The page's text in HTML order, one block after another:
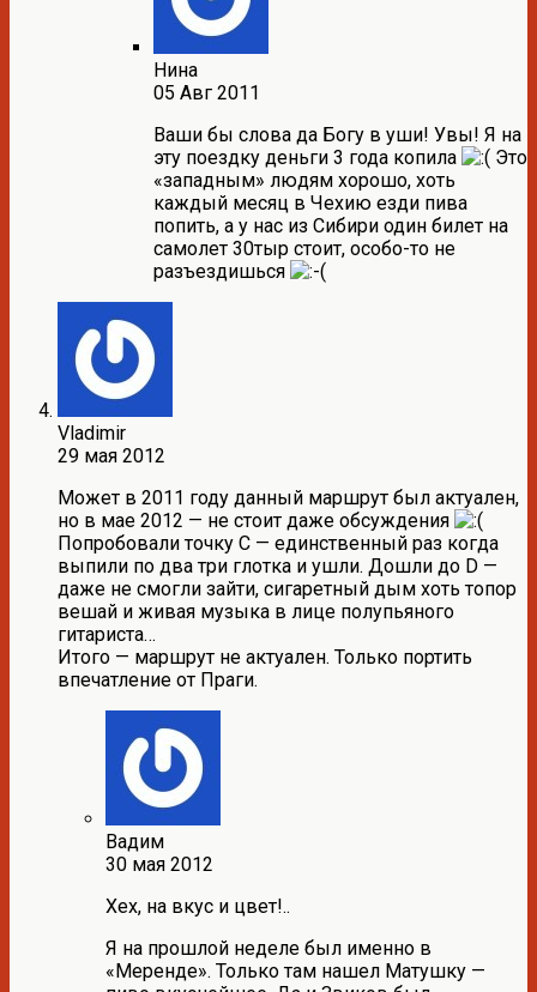
Нина
05 Авг 2011
Ваши бы слова да Богу в уши! Увы! Я на
эту поездку деньги 3 года копила
Это
«западным» людям хорошо, хоть
каждый месяц в Чехию езди пива
попить, а у нас из Сибири один билет на
самолет 30тыр стоит, особо-то не
разъездишься
Vladimir
29 мая 2012
Может в 2011 году данный маршрут был актуален,
но в мае 2012 — не стоит даже обсуждения
Попробовали точку С — единственный раз когда
выпили по два три глотка и ушли. Дошли до D —
даже не смогли зайти, сигаретный дым хоть топор
вешай и живая музыка в лице полупьяного
гитариста…
Итого — маршрут не актуален. Только портить
впечатление от Праги.
Вадим
30 мая 2012
Хех, на вкус и цвет!..
Я на прошлой неделе был именно в
«Меренде». Только там нашел Матушку —